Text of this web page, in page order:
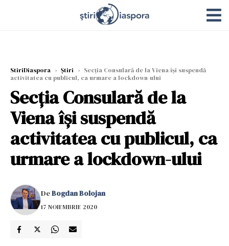
StiriDiaspora › Știri › Secția Consulară de la Viena își suspendă
activitatea cu publicul, ca urmare a lockdown-ului
Secția Consulară de la
Viena își suspendă
activitatea cu publicul, ca
urmare a lockdown-ului
DeBogdan Bolojan
17 NOIEMBRIE 2020